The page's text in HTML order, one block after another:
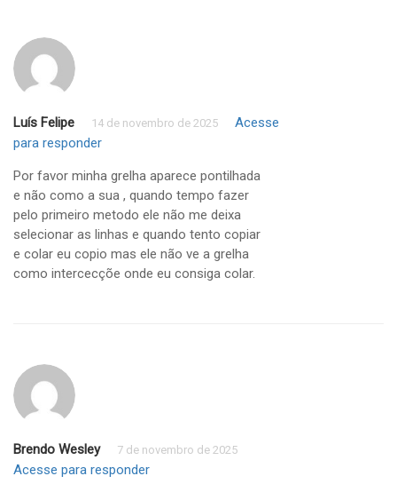
Luís Felipe 14 de novembro de 2025
Acesse
para responder
Por favor minha grelha aparece pontilhada
e não como a sua , quando tempo fazer
pelo primeiro metodo ele não me deixa
selecionar as linhas e quando tento copiar
e colar eu copio mas ele não ve a grelha
como intercecçõe onde eu consiga colar.
Brendo Wesley 7 de novembro de 2025
Acesse para responder